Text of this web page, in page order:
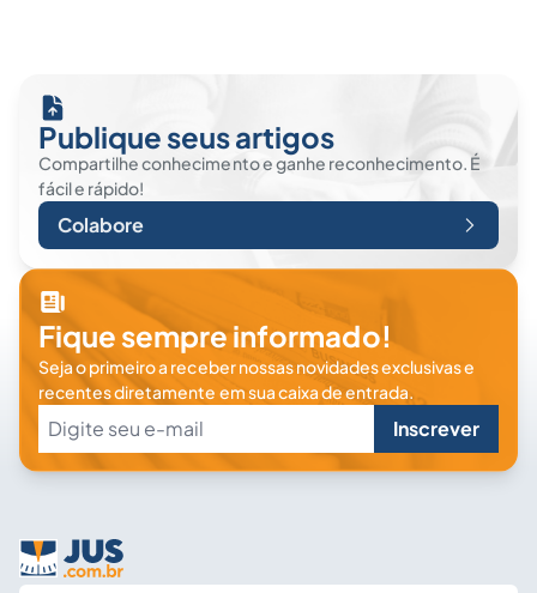
Publique seus artigos
Compartilhe conhecimento e ganhe reconhecimento. É
fácil e rápido!
Colabore
Fique sempre informado!
Seja o primeiro a receber nossas novidades exclusivas e
recentes diretamente em sua caixa de entrada.
Inscrever